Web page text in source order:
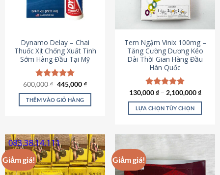
Dynamo Delay – Chai
Thuốc Xịt Chống Xuất Tinh
Sớm Hàng Đầu Tại Mỹ
Được xếp
hạng5.00
5 sao
600,000₫ Giá
là:
600,000 ₫.
445,000₫Giá
tại
THÊM VÀO GIỎ HÀNG
Tem Ngậm Vinix 100mg –
Tăng Cường Dương Kéo
Dài Thời Gian Hàng Đầu
Hàn Quốc
Được xếp
hạng5.00
5 sao
130,000₫– 2,100,000₫
LỰA CHỌN TÙY CHỌN
nhiều
biến
Giảm giá! Giảm giá!